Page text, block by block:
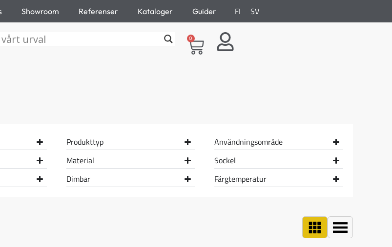
Showroom Referenser Kataloger Guider FI SV
0
Produkttyp
Användningsområde
Material
Sockel
Dimbar Färgtemperatur